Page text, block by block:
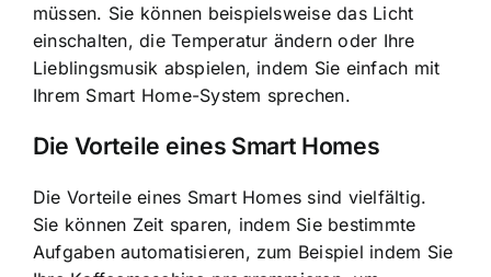
müssen. Sie können beispielsweise das Licht
einschalten, die Temperatur ändern oder Ihre
Lieblingsmusik abspielen, indem Sie einfach mit
Ihrem Smart Home-System sprechen.
Die Vorteile eines Smart Homes
Die Vorteile eines Smart Homes sind vielfältig.
Sie können Zeit sparen, indem Sie bestimmte
Aufgaben automatisieren, zum Beispiel indem Sie